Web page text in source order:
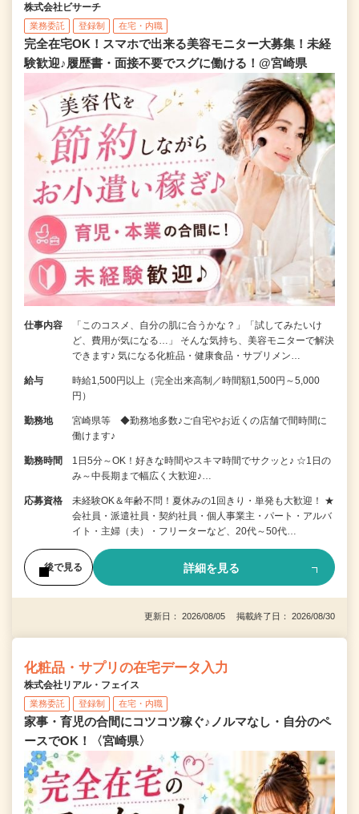
株式会社ビサーチ
業務委託 登録制 在宅・内職
完全在宅OK！スマホで出来る美容モニター大募集！未経
験歓迎♪履歴書・面接不要でスグに働ける！@宮崎県
仕事内容
「このコスメ、自分の肌に合うかな？」「試してみたいけ
ど、費用が気になる…」 そんな気持ち、美容モニターで解決
できます♪ 気になる化粧品・健康食品・サプリメン…
給与
時給1,500円以上（完全出来高制／時間額1,500円～5,000
円）
勤務地
宮崎県等 ◆勤務地多数♪ご自宅やお近くの店舗で間時間に
働けます♪
勤務時間
1日5分～OK！好きな時間やスキマ時間でサクッと♪ ☆1日の
み～中長期まで幅広く大歓迎♪…
応募資格
未経験OK＆年齢不問！夏休みの1回きり・単発も大歓迎！ ★
会社員・派遣社員・契約社員・個人事業主・パート・アルバ
イト・主婦（夫）・フリーターなど、20代～50代…
後で見る 詳細を見る
更新日： 2026/08/05 掲載終了日： 2026/08/30
化粧品・サプリの在宅データ入力
株式会社リアル・フェイス
業務委託 登録制 在宅・内職
家事・育児の合間にコツコツ稼ぐ♪ノルマなし・自分のペ
ースでOK！〈宮崎県〉